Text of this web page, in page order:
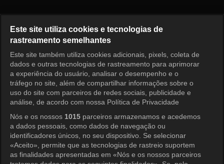
Entrar
Este site utiliza cookies e tecnologias de
rastreamento semelhantes
Este site também utiliza cookies adicionais, pixels, coleta de
dados e outras tecnologias de rastreamento para aprimorar
a experiência do usuário, analisar o desempenho e o
tráfego no site, além de compartilhar informações sobre o
uso do site com parceiros de redes sociais, publicidade e
análise, de acordo com nossa Política de Privacidade
Nós e os nossos 1015 parceiros armazenamos e acedemos
a dados pessoais, como dados de navegação ou
identificadores únicos, no seu dispositivo. Se selecionar
«Aceito», permite que as tecnologias de rastreio suportem
as finalidades apresentadas em «Nós e os nossos parceiros